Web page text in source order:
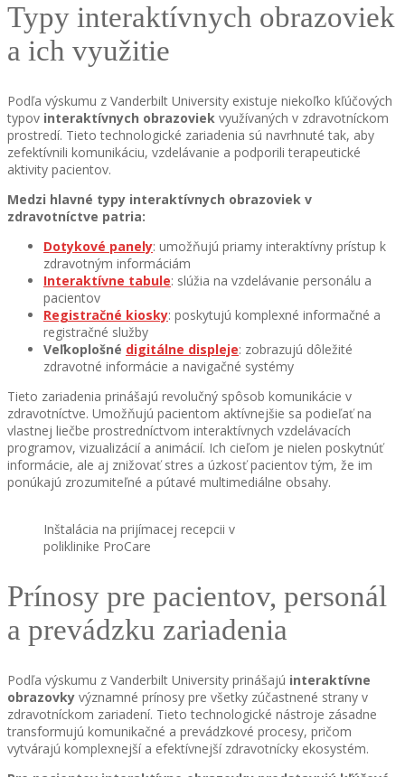
Typy interaktívnych obrazoviek
a ich využitie
Podľa výskumu z Vanderbilt University existuje niekoľko kľúčových
typov interaktívnych obrazoviek využívaných v zdravotníckom
prostredí. Tieto technologické zariadenia sú navrhnuté tak, aby
zefektívnili komunikáciu, vzdelávanie a podporili terapeutické
aktivity pacientov.
Medzi hlavné typy interaktívnych obrazoviek v
zdravotníctve patria:
Dotykové panely: umožňujú priamy interaktívny prístup k
zdravotným informáciám
Interaktívne tabule: slúžia na vzdelávanie personálu a
pacientov
Registračné kiosky: poskytujú komplexné informačné a
registračné služby
Veľkoplošné digitálne displeje: zobrazujú dôležité
zdravotné informácie a navigačné systémy
Tieto zariadenia prinášajú revolučný spôsob komunikácie v
zdravotníctve. Umožňujú pacientom aktívnejšie sa podieľať na
vlastnej liečbe prostredníctvom interaktívnych vzdelávacích
programov, vizualizácií a animácií. Ich cieľom je nielen poskytnúť
informácie, ale aj znižovať stres a úzkosť pacientov tým, že im
ponúkajú zrozumiteľné a pútavé multimediálne obsahy.
Inštalácia na prijímacej recepcii v
poliklinike ProCare
Prínosy pre pacientov, personál
a prevádzku zariadenia
Podľa výskumu z Vanderbilt University prinášajú interaktívne
obrazovky významné prínosy pre všetky zúčastnené strany v
zdravotníckom zariadení. Tieto technologické nástroje zásadne
transformujú komunikačné a prevádzkové procesy, pričom
vytvárajú komplexnejší a efektívnejší zdravotnícky ekosystém.